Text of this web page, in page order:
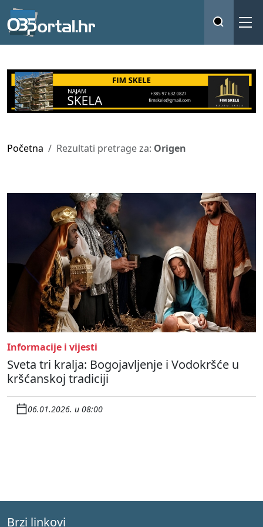
Početna Rezultati pretrage za: Origen
Informacije i vijesti
Sveta tri kralja: Bogojavljenje i Vodokršće u
kršćanskoj tradiciji
06.01.2026. u 08:00
Brzi linkovi